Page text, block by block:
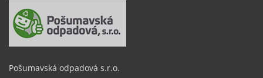
Pošumavská odpadová s.r.o.